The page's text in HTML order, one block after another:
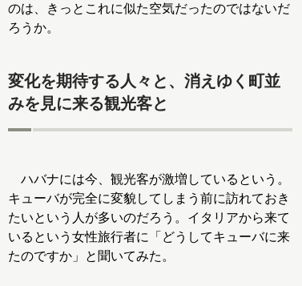
のは、きっとこれに似た空気だったのではないだ
ろうか。
変化を期待する人々と、消えゆく町並
みを見に来る観光客と
ハバナには今、観光客が激増しているという。
キューバが完全に変貌してしまう前に訪れておき
たいという人が多いのだろう。イタリアから来て
いるという女性旅行者に「どうしてキューバに来
たのですか」と聞いてみた。